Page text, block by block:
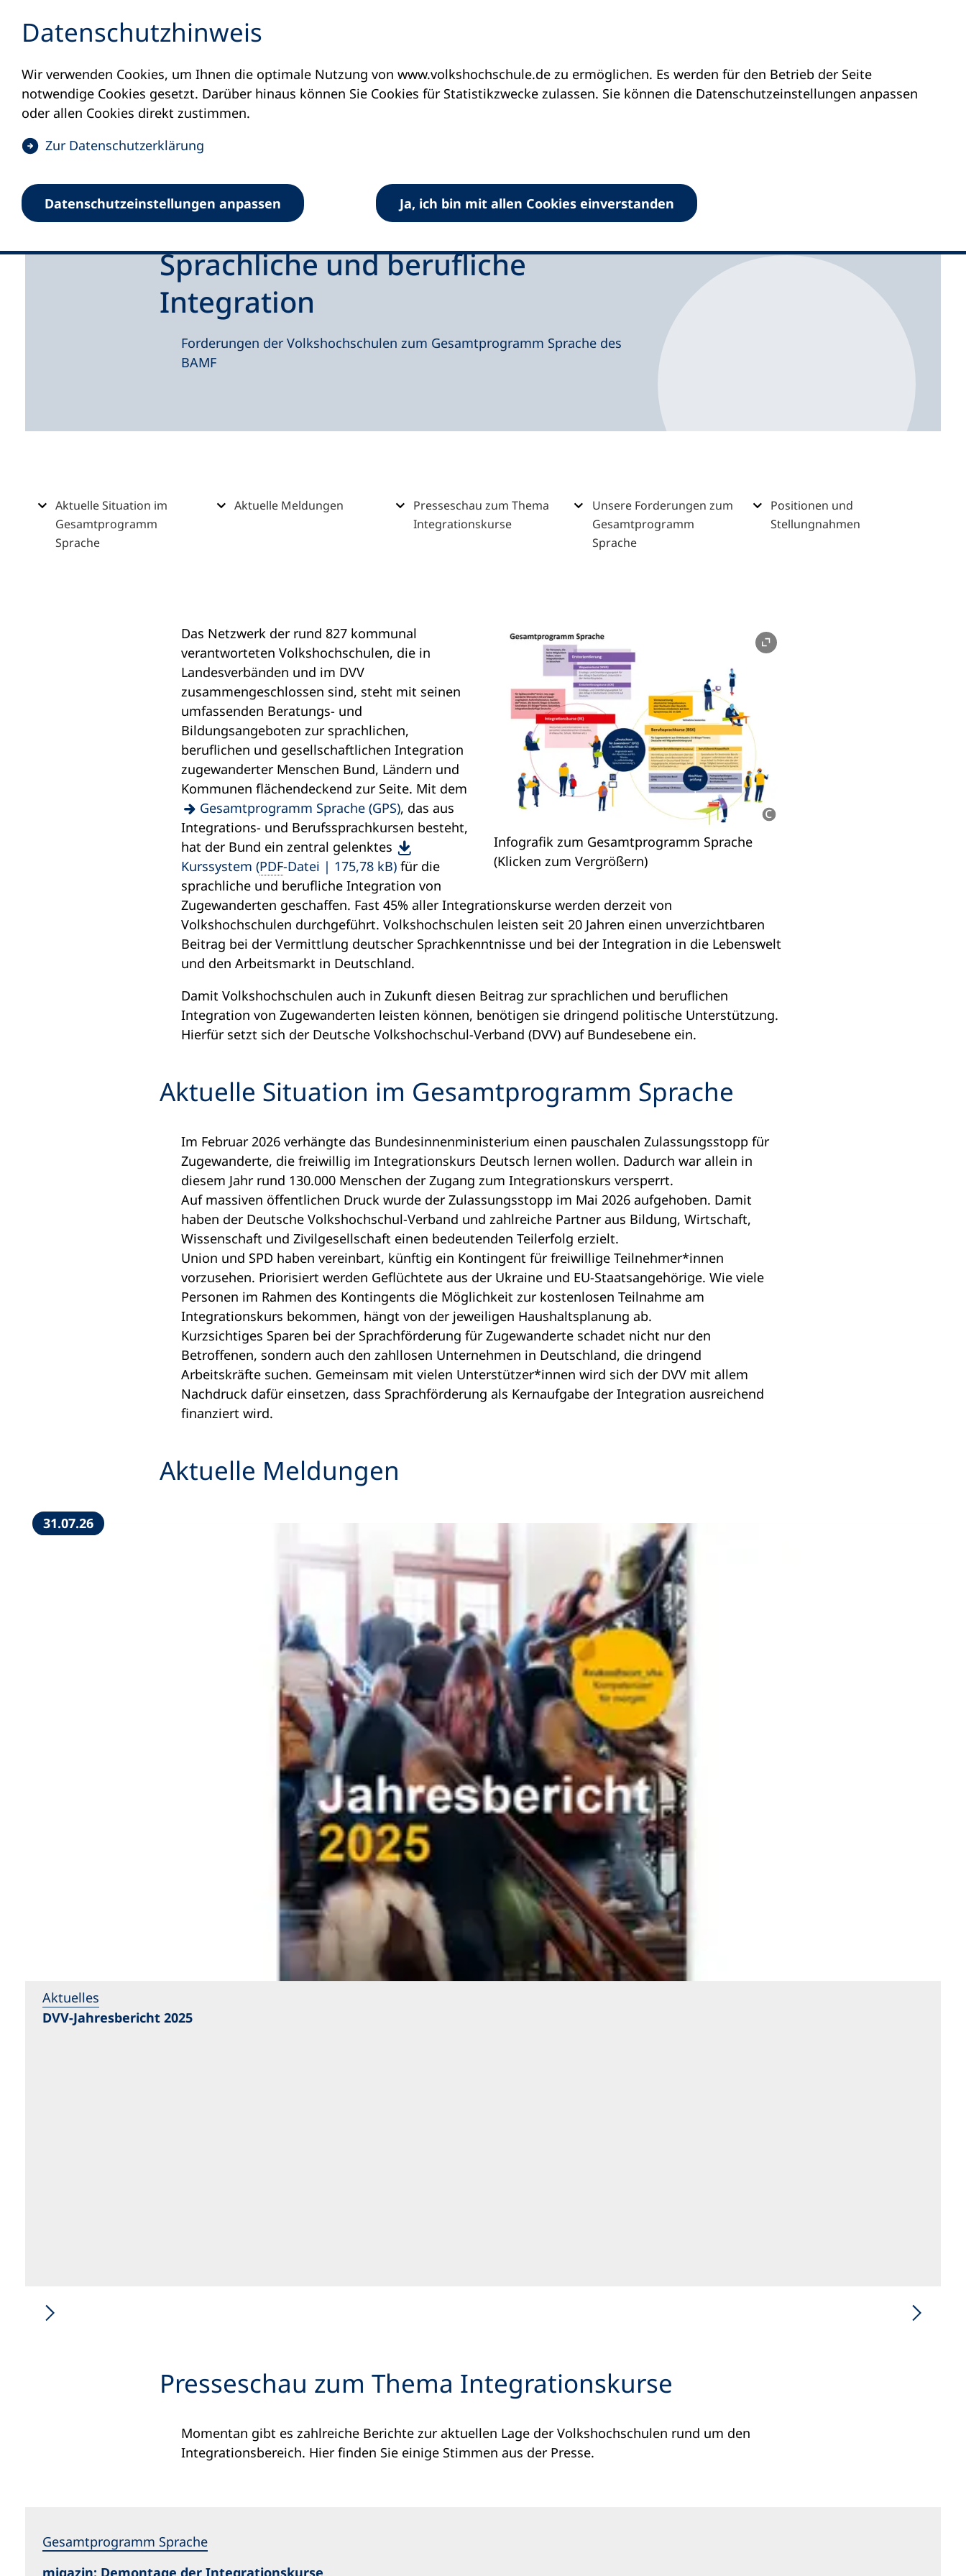
Datenschutz­hinweis
Wir verwenden Cookies, um Ihnen die optimale Nutzung von www.volkshochschule.de zu ermöglichen. Es werden für den Betrieb der Seite
notwendige Cookies gesetzt. Darüber hinaus können Sie Cookies für Statistikzwecke zulassen. Sie können die Datenschutz­einstellungen anpassen
oder allen Cookies direkt zustimmen.
Zur Datenschutz­erklärung
Datenschutz­einstellungen anpassen Ja, ich bin mit allen Cookies einverstanden
Startseite Unsere Themen Sprachliche und berufliche Integration
Sprachliche und berufliche
Integration
Forderungen der Volkshochschulen zum Gesamtprogramm Sprache des
BAMF
Inhalt Aktuelle Situation im
Gesamtprogramm
Sprache
Aktuelle Meldungen
Presseschau zum Thema
Integrationskurse
Unsere Forderungen zum
Gesamtprogramm
Sprache
Positionen und
Stellungnahmen
Infografik zum Gesamtprogramm Sprache
(Klicken zum Vergrößern)
Das Netzwerk der rund 827 kommunal
verantworteten Volkshochschulen, die in
Landesverbänden und im DVV
zusammengeschlossen sind, steht mit seinen
umfassenden Beratungs- und
Bildungsangeboten zur sprachlichen,
beruflichen und gesellschaftlichen Integration
zugewanderter Menschen Bund, Ländern und
Kommunen flächendeckend zur Seite. Mit dem
Gesamtprogramm Sprache (GPS), das aus
Integrations- und Berufssprachkursen besteht,
hat der Bund ein zentral gelenktes
Kurssystem PDF-Datei 175,78 kB für die
sprachliche und berufliche Integration von
Zugewanderten geschaffen. Fast 45% aller Integrationskurse werden derzeit von
Volkshochschulen durchgeführt. Volkshochschulen leisten seit 20 Jahren einen unverzichtbaren
Beitrag bei der Vermittlung deutscher Sprachkenntnisse und bei der Integration in die Lebenswelt
und den Arbeitsmarkt in Deutschland.
Damit Volkshochschulen auch in Zukunft diesen Beitrag zur sprachlichen und beruflichen
Integration von Zugewanderten leisten können, benötigen sie dringend politische Unterstützung.
Hierfür setzt sich der Deutsche Volkshochschul-Verband (DVV) auf Bundesebene ein.
Aktuelle Situation im Gesamtprogramm Sprache
Im Februar 2026 verhängte das Bundesinnenministerium einen pauschalen Zulassungsstopp für
Zugewanderte, die freiwillig im Integrationskurs Deutsch lernen wollen. Dadurch war allein in
diesem Jahr rund 130.000 Menschen der Zugang zum Integrationskurs versperrt.
Auf massiven öffentlichen Druck wurde der Zulassungsstopp im Mai 2026 aufgehoben. Damit
haben der Deutsche Volkshochschul-Verband und zahlreiche Partner aus Bildung, Wirtschaft,
Wissenschaft und Zivilgesellschaft einen bedeutenden Teilerfolg erzielt.
Union und SPD haben vereinbart, künftig ein Kontingent für freiwillige Teilnehmer*innen
vorzusehen. Priorisiert werden Geflüchtete aus der Ukraine und EU-Staatsangehörige. Wie viele
Personen im Rahmen des Kontingents die Möglichkeit zur kostenlosen Teilnahme am
Integrationskurs bekommen, hängt von der jeweiligen Haushaltsplanung ab.
Kurzsichtiges Sparen bei der Sprachförderung für Zugewanderte schadet nicht nur den
Betroffenen, sondern auch den zahllosen Unternehmen in Deutschland, die dringend
Arbeitskräfte suchen. Gemeinsam mit vielen Unterstützer*innen wird sich der DVV mit allem
Nachdruck dafür einsetzen, dass Sprachförderung als Kernaufgabe der Integration ausreichend
finanziert wird.
Aktuelle Meldungen
31.07.26
Aktuelles
DVV-Jahresbericht 2025
Presseschau zum Thema Integrationskurse
Momentan gibt es zahlreiche Berichte zur aktuellen Lage der Volkshochschulen rund um den
Integrationsbereich. Hier finden Sie einige Stimmen aus der Presse.
Gesamtprogramm Sprache